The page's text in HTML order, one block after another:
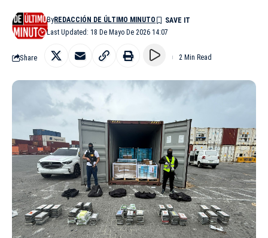
Last Updated: 18 De Mayo De 2026 14:07
ByREDACCIÓN DE ÚLTIMO MINUTO
Share 2 Min Read